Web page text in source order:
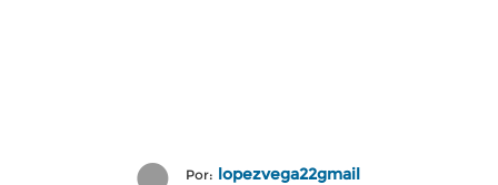
Por: lopezvega22gmail